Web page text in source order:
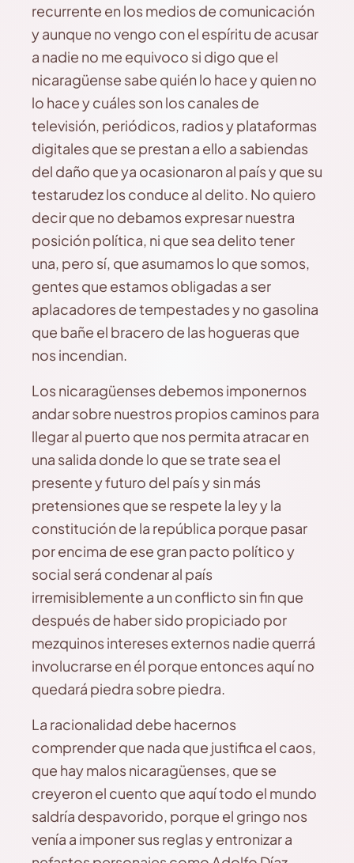
recurrente en los medios de comunicación
y aunque no vengo con el espíritu de acusar
a nadie no me equivoco si digo que el
nicaragüense sabe quién lo hace y quien no
lo hace y cuáles son los canales de
televisión, periódicos, radios y plataformas
digitales que se prestan a ello a sabiendas
del daño que ya ocasionaron al país y que su
testarudez los conduce al delito. No quiero
decir que no debamos expresar nuestra
posición política, ni que sea delito tener
una, pero sí, que asumamos lo que somos,
gentes que estamos obligadas a ser
aplacadores de tempestades y no gasolina
que bañe el bracero de las hogueras que
nos incendian.
Los nicaragüenses debemos imponernos
andar sobre nuestros propios caminos para
llegar al puerto que nos permita atracar en
una salida donde lo que se trate sea el
presente y futuro del país y sin más
pretensiones que se respete la ley y la
constitución de la república porque pasar
por encima de ese gran pacto político y
social será condenar al país
irremisiblemente a un conflicto sin fin que
después de haber sido propiciado por
mezquinos intereses externos nadie querrá
involucrarse en él porque entonces aquí no
quedará piedra sobre piedra.
La racionalidad debe hacernos
comprender que nada que justifica el caos,
que hay malos nicaragüenses, que se
creyeron el cuento que aquí todo el mundo
saldría despavorido, porque el gringo nos
venía a imponer sus reglas y entronizar a